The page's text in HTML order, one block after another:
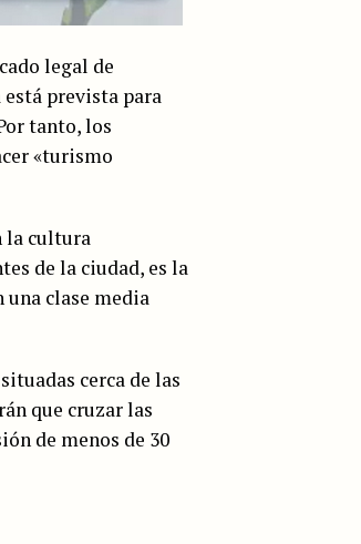
legal de
prevista para
tanto, los
«turismo
la cultura
de la ciudad, es la
una clase media
cerca de las
que cruzar las
de menos de 30